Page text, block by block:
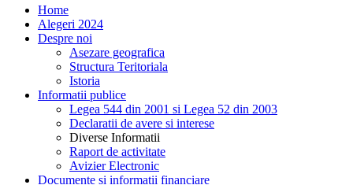
Home
Alegeri 2024
Despre noi
Asezare geografica
Structura Teritoriala
Istoria
Informatii publice
Legea 544 din 2001 si Legea 52 din 2003
Declaratii de avere si interese
Diverse Informatii
Raport de activitate
Avizier Electronic
Documente si informatii financiare